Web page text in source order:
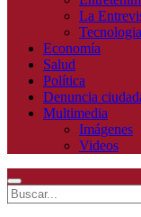
La
Tecnologia
Economía
Salud
Política
Denuncia
Multimedia
Imágenes
Videos